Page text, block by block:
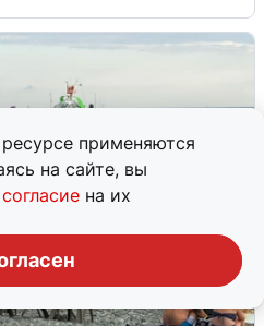
применяются
на сайте, вы
согласие на их